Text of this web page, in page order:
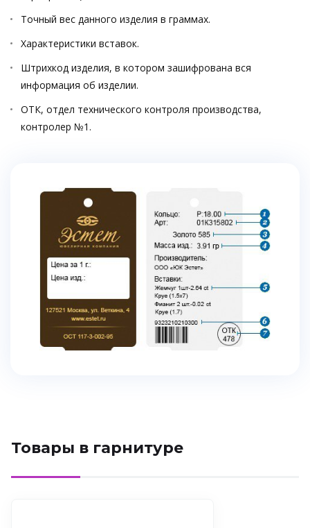
Точный вес данного изделия в граммах.
Характеристики вставок.
Штрихкод изделия, в котором зашифрована вся
информация об изделии.
ОТК, отдел технического контроля производства,
контролер №1.
Товары в гарнитуре